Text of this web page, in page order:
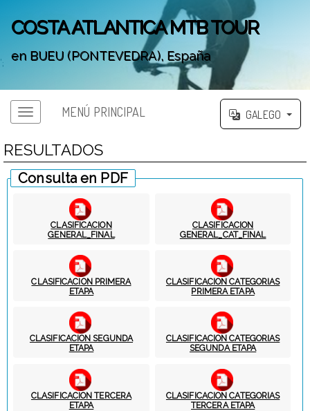
COSTA ATLANTICA MTB TOUR
en BUEU (PONTEVEDRA), España
';
MENÚ PRINCIPAL GALEGO
RESULTADOS
Consulta en PDF
CLASIFICACION
GENERAL_FINAL
CLASIFICACION
GENERAL_CAT_FINAL
CLASIFICACION PRIMERA
ETAPA
CLASIFICACION CATEGORIAS
PRIMERA ETAPA
CLASIFICACION SEGUNDA
ETAPA
CLASIFICACION CATEGORIAS
SEGUNDA ETAPA
CLASIFICACION TERCERA
ETAPA
CLASIFICACION CATEGORIAS
TERCERA ETAPA